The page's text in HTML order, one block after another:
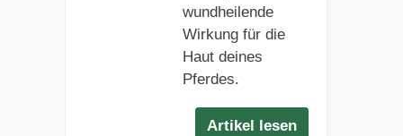
wundheilende
Wirkung für die
Haut deines
Pferdes.
Artikel lesen